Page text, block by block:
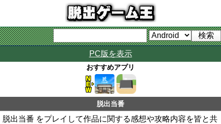
PC版を表示
おすすめアプリ
脱出当番
脱出当番 をプレイして作品に関する感想や攻略内容を皆と共